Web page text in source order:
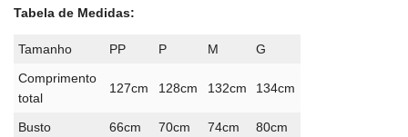
Tabela de Medidas:
Tamanho PP P M
G
Comprimento
total
127cm 128cm 132cm 134cm
Busto 66cm 70cm 74cm
80cm